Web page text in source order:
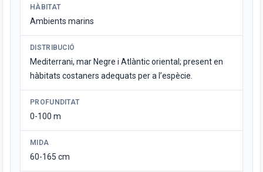
HÀBITAT
Ambients marins
DISTRIBUCIÓ
Mediterrani, mar Negre i Atlàntic oriental; present en
hàbitats costaners adequats per a l’espècie.
PROFUNDITAT
0-100 m
MIDA
60-165 cm